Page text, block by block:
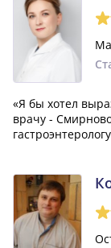
«Я бы хотел
врачу -
просто